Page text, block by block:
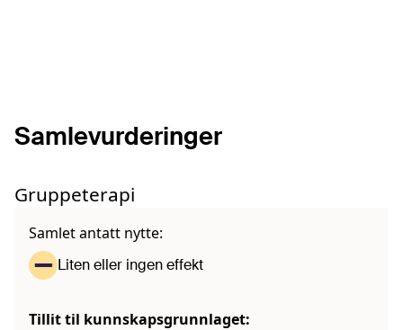
Samlevurderinger
Gruppeterapi
Samlet antatt nytte:
Liten eller ingen effekt
Tillit til kunnskapsgrunnlaget: